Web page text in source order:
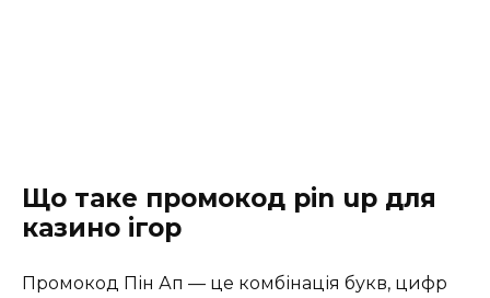
Що таке промокод pin up для
казино ігор
Промокод Пін Ап — це комбінація букв, цифр